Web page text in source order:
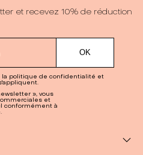
et recevez 10% de réduction
la politique de confidentialité et
», vous
et
conformément à